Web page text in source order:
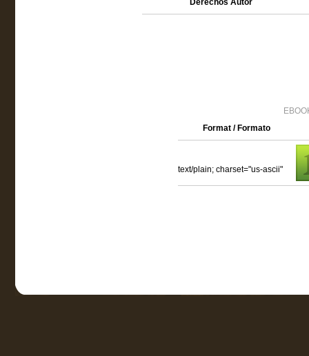
Derechos Autor
Format / Formato
text/plain; charset="us-ascii"